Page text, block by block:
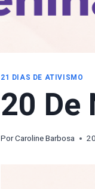
21 DIAS DE ATIVISMO
20 De
PorCaroline Barbosa